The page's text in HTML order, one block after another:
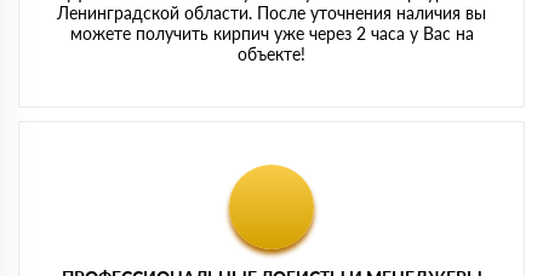
Ленинградской области. После уточнения наличия вы
можете получить кирпич уже через 2 часа у Вас на
объекте!